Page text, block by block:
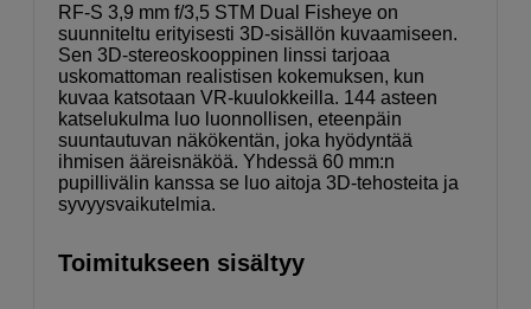
RF-S 3,9 mm f/3,5 STM Dual Fisheye on
suunniteltu erityisesti 3D-sisällön kuvaamiseen.
Sen 3D-stereoskooppinen linssi tarjoaa
uskomattoman realistisen kokemuksen, kun
kuvaa katsotaan VR-kuulokkeilla. 144 asteen
katselukulma luo luonnollisen, eteenpäin
suuntautuvan näkökentän, joka hyödyntää
ihmisen ääreisnäköä. Yhdessä 60 mm:n
pupillivälin kanssa se luo aitoja 3D-tehosteita ja
syvyysvaikutelmia.
Toimitukseen sisältyy